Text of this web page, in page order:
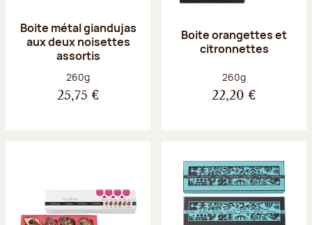
Boite métal giandujas
aux deux noisettes
assortis
Poids net :
260g
25,75 €
Boite orangettes et
citronnettes
Poids net :
260g
22,20 €